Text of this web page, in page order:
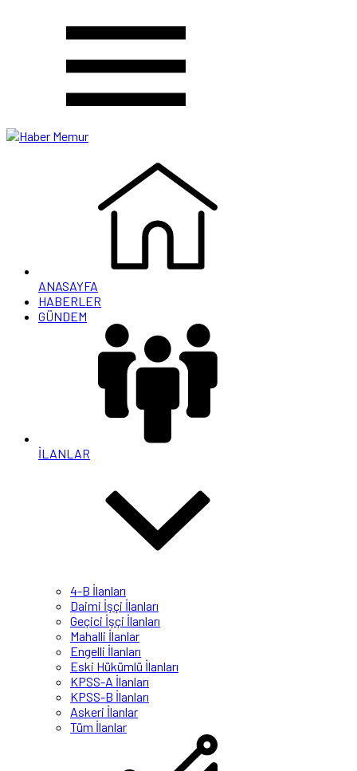
ANASAYFA
HABERLER
GÜNDEM
İLANLAR
4-B İlanları
Daimi İşçi İlanları
Geçici İşçi İlanları
Mahalli İlanlar
Engelli İlanları
Eski Hükümlü İlanları
KPSS-A İlanları
KPSS-B İlanları
Askeri İlanlar
Tüm İlanlar